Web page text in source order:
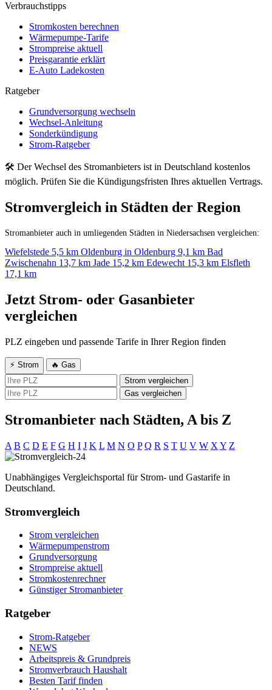
Verbrauchstipps
Stromkosten berechnen
Wärmepumpe-Tarife
Strompreise aktuell
Preisgarantie erklärt
E-Auto Ladekosten
Ratgeber
Grundversorgung wechseln
Wechsel-Anleitung
Sonderkündigung
Strom-Ratgeber
🛠 Der Wechsel des Stromanbieters ist in Deutschland kostenlos
möglich. Prüfen Sie die Kündigungsfristen Ihres aktuellen Vertrags.
Stromvergleich in Städten der Region
Stromanbieter auch in umliegenden Städten in Niedersachsen vergleichen:
Wiefelstede 5,5 km Oldenburg in Oldenburg 9,1 km Bad
Zwischenahn 13,7 km Jade 15,2 km Edewecht 15,3 km Elsfleth
17,1 km
Jetzt Strom- oder Gasanbieter
vergleichen
PLZ eingeben und passende Tarife in Ihrer Region finden
⚡ Strom
🔥 Gas
Strom vergleichen
Gas vergleichen
Stromanbieter nach Städten, A bis Z
A B C D E F G H I J K L M N O P Q R S T U V W X Y Z
Unabhängiges Vergleichsportal für Strom- und Gastarife in
Deutschland.
Stromvergleich
Strom vergleichen
Wärmepumpenstrom
Grundversorgung
Strompreise aktuell
Stromkostenrechner
Günstiger Stromanbieter
Ratgeber
Strom-Ratgeber
NEWS
Arbeitspreis & Grundpreis
Stromverbrauch Haushalt
Besten Tarif finden